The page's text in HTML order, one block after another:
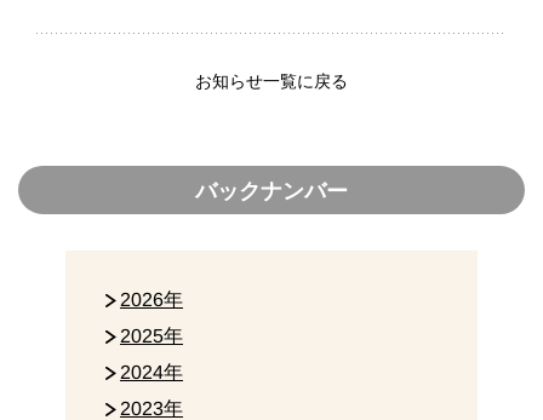
お知らせ一覧に戻る
バックナンバー
2026年
2025年
2024年
2023年